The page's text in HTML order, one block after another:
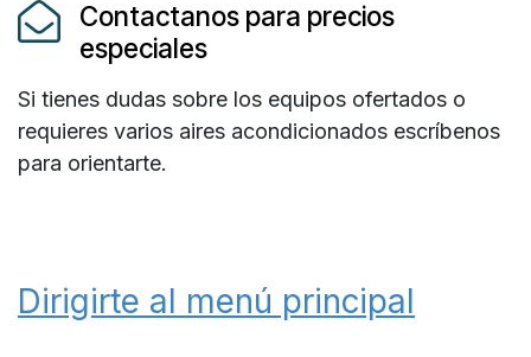
Contactanos para precios
especiales
Si tienes dudas sobre los equipos ofertados o
requieres varios aires acondicionados escríbenos
para orientarte.
Dirigirte al menú principal